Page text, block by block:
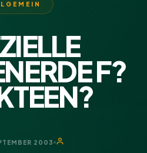
F?
2003